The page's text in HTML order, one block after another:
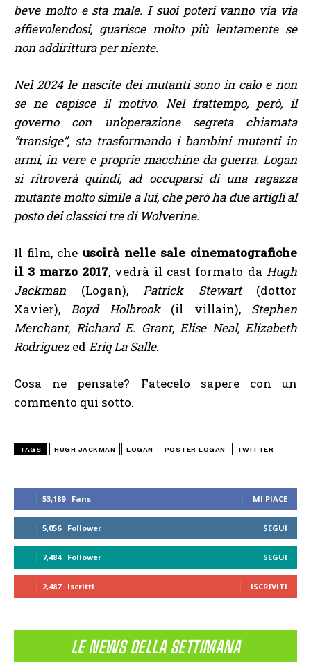
53,189 Fans MI PIACE
5,056 Follower SEGUI
7,484 Follower SEGUI
2,487 Iscritti ISCRIVITI
LE NEWS DELLA SETTIMANA
beve molto e sta male. I suoi poteri vanno via via
affievolendosi, guarisce molto più lentamente se
non addirittura per niente.
Nel 2024 le nascite dei mutanti sono in calo e non
se ne capisce il motivo. Nel frattempo, però, il
governo con un’operazione segreta chiamata
“transige”, sta trasformando i bambini mutanti in
armi, in vere e proprie macchine da guerra. Logan
si ritroverà quindi, ad occuparsi di una ragazza
mutante molto simile a lui, che però ha due artigli al
posto dei classici tre di Wolverine.
Il film, che uscirà nelle sale cinematografiche
il 3 marzo 2017, vedrà il cast formato da Hugh
Jackman (Logan), Patrick Stewart(dottor
Xavier),Boyd Holbrook(il villain), Stephen
Merchant, Richard E. Grant,Elise Neal, Elizabeth
Rodriguezed Eriq La Salle.
Cosa ne pensate? Fatecelo sapere con un
commento qui sotto.
TAGS HUGH JACKMAN LOGAN POSTER LOGAN TWITTER